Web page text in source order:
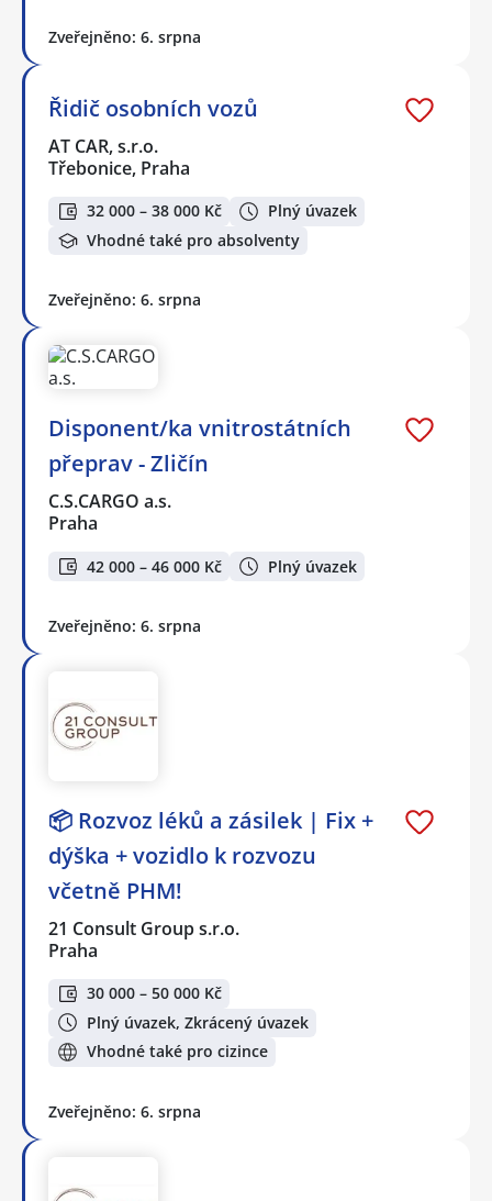
Zveřejněno: 6. srpna
Řidič osobních vozů
AT CAR, s.r.o.
Třebonice, Praha
32 000 – 38 000 Kč
Plný úvazek
Vhodné také pro absolventy
Zveřejněno: 6. srpna
Disponent/ka vnitrostátních
přeprav - Zličín
C.S.CARGO a.s.
Praha
42 000 – 46 000 Kč Plný úvazek
Zveřejněno: 6. srpna
📦 Rozvoz léků a zásilek | Fix +
dýška + vozidlo k rozvozu
včetně PHM!
21 Consult Group s.r.o.
Praha
30 000 – 50 000 Kč
Plný úvazek, Zkrácený úvazek
Vhodné také pro cizince
Zveřejněno: 6. srpna